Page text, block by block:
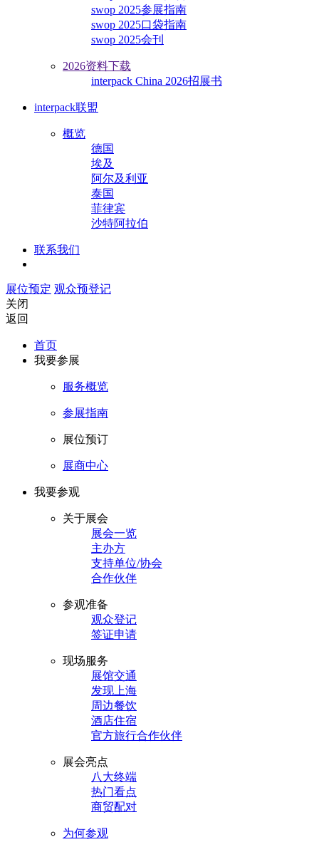
swop 2025参展指南
swop 2025口袋指南
swop 2025会刊
2026资料下载
interpack China 2026招展书
interpack联盟
概览
德国
埃及
阿尔及利亚
泰国
菲律宾
沙特阿拉伯
联系我们
展位预定 观众预登记
关闭
返回
首页
我要参展
服务概览
参展指南
展位预订
展商中心
我要参观
关于展会
展会一览
主办方
支持单位/协会
合作伙伴
参观准备
观众登记
签证申请
现场服务
展馆交通
发现上海
周边餐饮
酒店住宿
官方旅行合作伙伴
展会亮点
八大终端
热门看点
商贸配对
为何参观